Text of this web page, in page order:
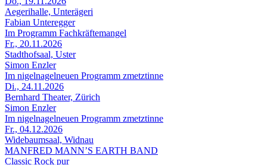
Aegerihalle, Unterägeri
Fabian Unteregger
Im Programm Fachkräftemangel
Fr., 20.11.2026
Stadthofsaal, Uster
Simon Enzler
Im nigelnagelneuen Programm zmetztinne
Di., 24.11.2026
Bernhard Theater, Zürich
Simon Enzler
Im nigelnagelneuen Programm zmetztinne
Fr., 04.12.2026
Widebaumsaal, Widnau
MANFRED MANN’S EARTH BAND
Classic Rock pur